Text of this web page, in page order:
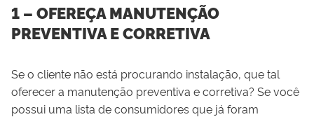
1 – OFEREÇA MANUTENÇÃO
PREVENTIVA E CORRETIVA
Se o cliente não está procurando instalação, que tal
oferecer a manutenção preventiva e corretiva? Se você
possui uma lista de consumidores que já foram